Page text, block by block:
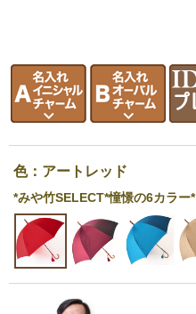
色：アートレッド
*みや竹SELECT*憧憬の6カラー*